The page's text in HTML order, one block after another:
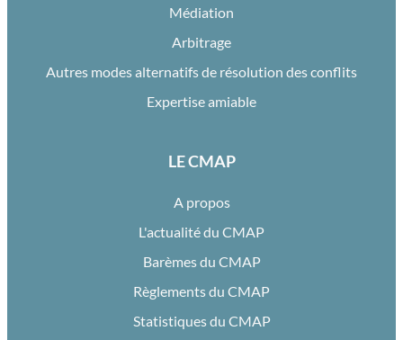
Médiation
Arbitrage
Autres modes alternatifs de résolution des conflits
Expertise amiable
LE CMAP
A propos
L'actualité du CMAP
Barèmes du CMAP
Règlements du CMAP
Statistiques du CMAP